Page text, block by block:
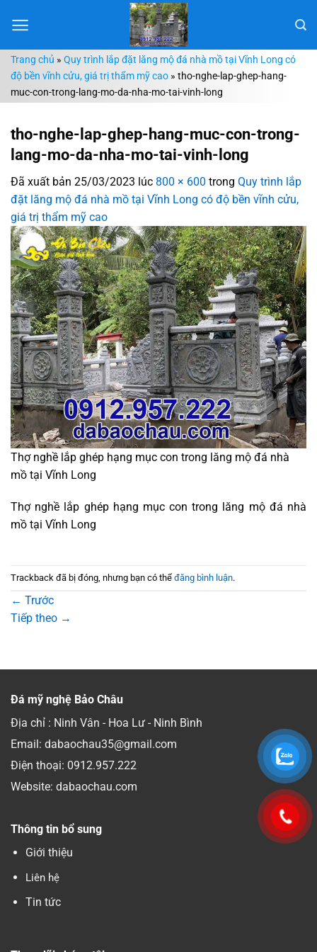
đến
dungTrang chủ » Quy trình lắp đặt lăng mộ đá nhà mồ tại Vĩnh Long có
độ bền vĩnh cửu, giá trị thẩm mỹ cao » tho-nghe-lap-ghep-hang-
muc-con-trong-lang-mo-da-nha-mo-tai-vinh-long
tho-nghe-lap-ghep-hang-muc-con-trong-
lang-mo-da-nha-mo-tai-vinh-long
Đã xuất bản 25/03/2023 lúc 800 × 600 trong Quy trình lắp
đặt lăng mộ đá nhà mồ tại Vĩnh Long có độ bền vĩnh cửu,
giá trị thẩm mỹ cao
Thợ nghề lắp ghép hạng mục con trong lăng mộ đá nhà
mồ tại Vĩnh Long
Thợ nghề lắp ghép hạng mục con trong lăng mộ đá nhà
mồ tại Vĩnh Long
Trackback đã bị đóng, nhưng bạn có thể đăng bình luận.
← Trước
Tiếp theo →
Đá mỹ nghệ Bảo Châu
Địa chỉ : Ninh Vân - Hoa Lư - Ninh Bình
Email: dabaochau35@gmail.com
Điện thoại: 0912.957.222
Website: dabaochau.com
Thông tin bổ sung
Giới thiệu
Liên hệ
Tin tức